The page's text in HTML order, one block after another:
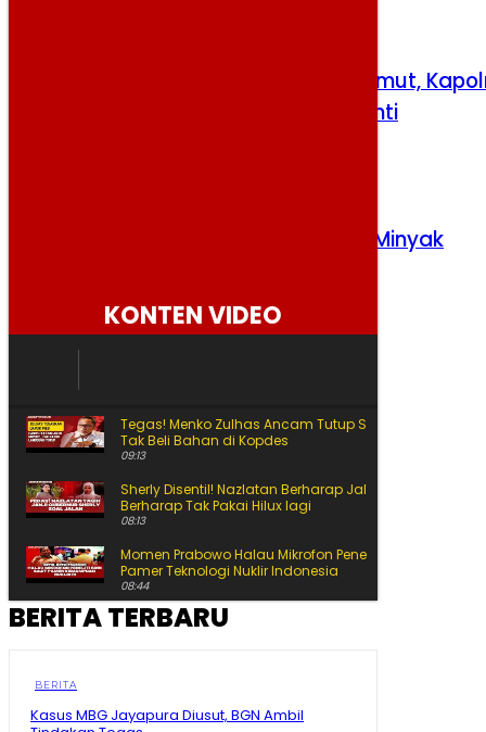
Demi Berantas Narkoba, Kapolda Sumut,
hingga Kapolsek Harus Segera Diganti
Ketegangan AS-Iran Angkat Harga Minyak
KONTEN VIDEO
Tegas! Menko Zulhas Ancam Tutup SPPG yang Nekat
Tak Beli Bahan di Kopdes
09:13
Sherly Disentil! Nazlatan Berharap Jalan Cepat Beres
Berharap Tak Pakai Hilux lagi
08:13
Momen Prabowo Halau Mikrofon Peneliti BRIN Saat
Pamer Teknologi Nuklir Indonesia
08:44
Pecah Rekor Lagi! Sherly Bawa Maluku Utara Tetap
09:05
BERITA TERBARU
BERITA
Kasus MBG Jayapura Diusut, BGN Ambil